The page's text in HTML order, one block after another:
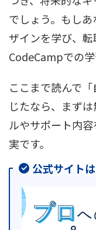
でしょう。もし
ザインを学び、転
CodeCampでの
ここまで読んで
じたなら、まず
ルやサポート内容
実です。
公式サイト